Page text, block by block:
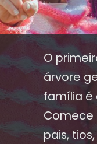
O
árvore
família é
Comece
pais,